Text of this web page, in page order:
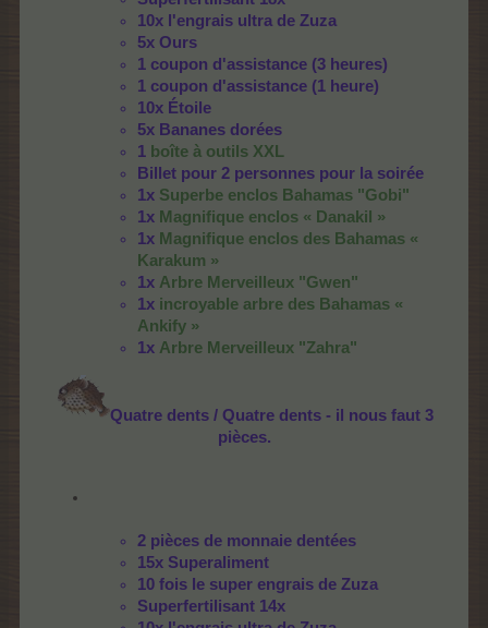
10x l'engrais ultra de Zuza
5x Ours
1 coupon d'assistance (3 heures)
1 coupon d'assistance (1 heure)
10x Étoile
5x Bananes dorées
1 boîte à outils XXL
Billet pour 2 personnes pour la soirée
1x Superbe enclos Bahamas "Gobi"
1x Magnifique enclos « Danakil »
1x Magnifique enclos des Bahamas «
Karakum »
1x Arbre Merveilleux "Gwen"
1x incroyable arbre des Bahamas «
Ankify »
1x Arbre Merveilleux "Zahra"
Quatre dents / Quatre dents - il nous faut 3
pièces.
2 pièces de monnaie dentées
15x Superaliment
10 fois le super engrais de Zuza
Superfertilisant 14x